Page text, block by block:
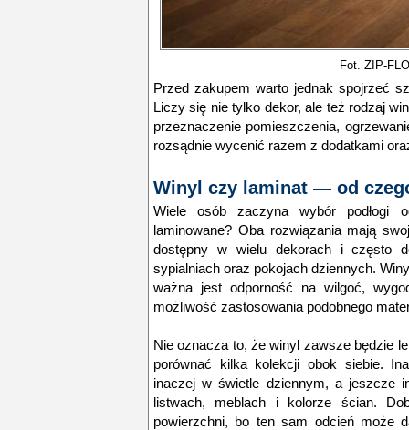
Fot. ZIP-
Przed zakupem warto jednak spojrzeć
Liczy się nie tylko dekor, ale też rodzaj
przeznaczenie pomieszczenia,
rozsądnie wycenić razem z dodatkami
Winyl czy laminat — od
Wiele osób zaczyna wybór podłogi
laminowane? Oba rozwiązania mają
dostępny w wielu dekorach i często
sypialniach oraz pokojach dziennych.
ważna jest odporność na wilgoć,
możliwość zastosowania podobnego
Nie oznacza to, że winyl zawsze będzie
porównać kilka kolekcji obok siebie.
inaczej w świetle dziennym, a jeszcze
listwach, meblach i kolorze ścian.
powierzchni, bo ten sam odcień może